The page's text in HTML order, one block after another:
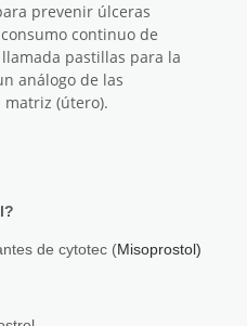
prevenir úlceras
continuo de
pastillas para la
análogo de las
(útero).
de cytotec (Misoprostol)